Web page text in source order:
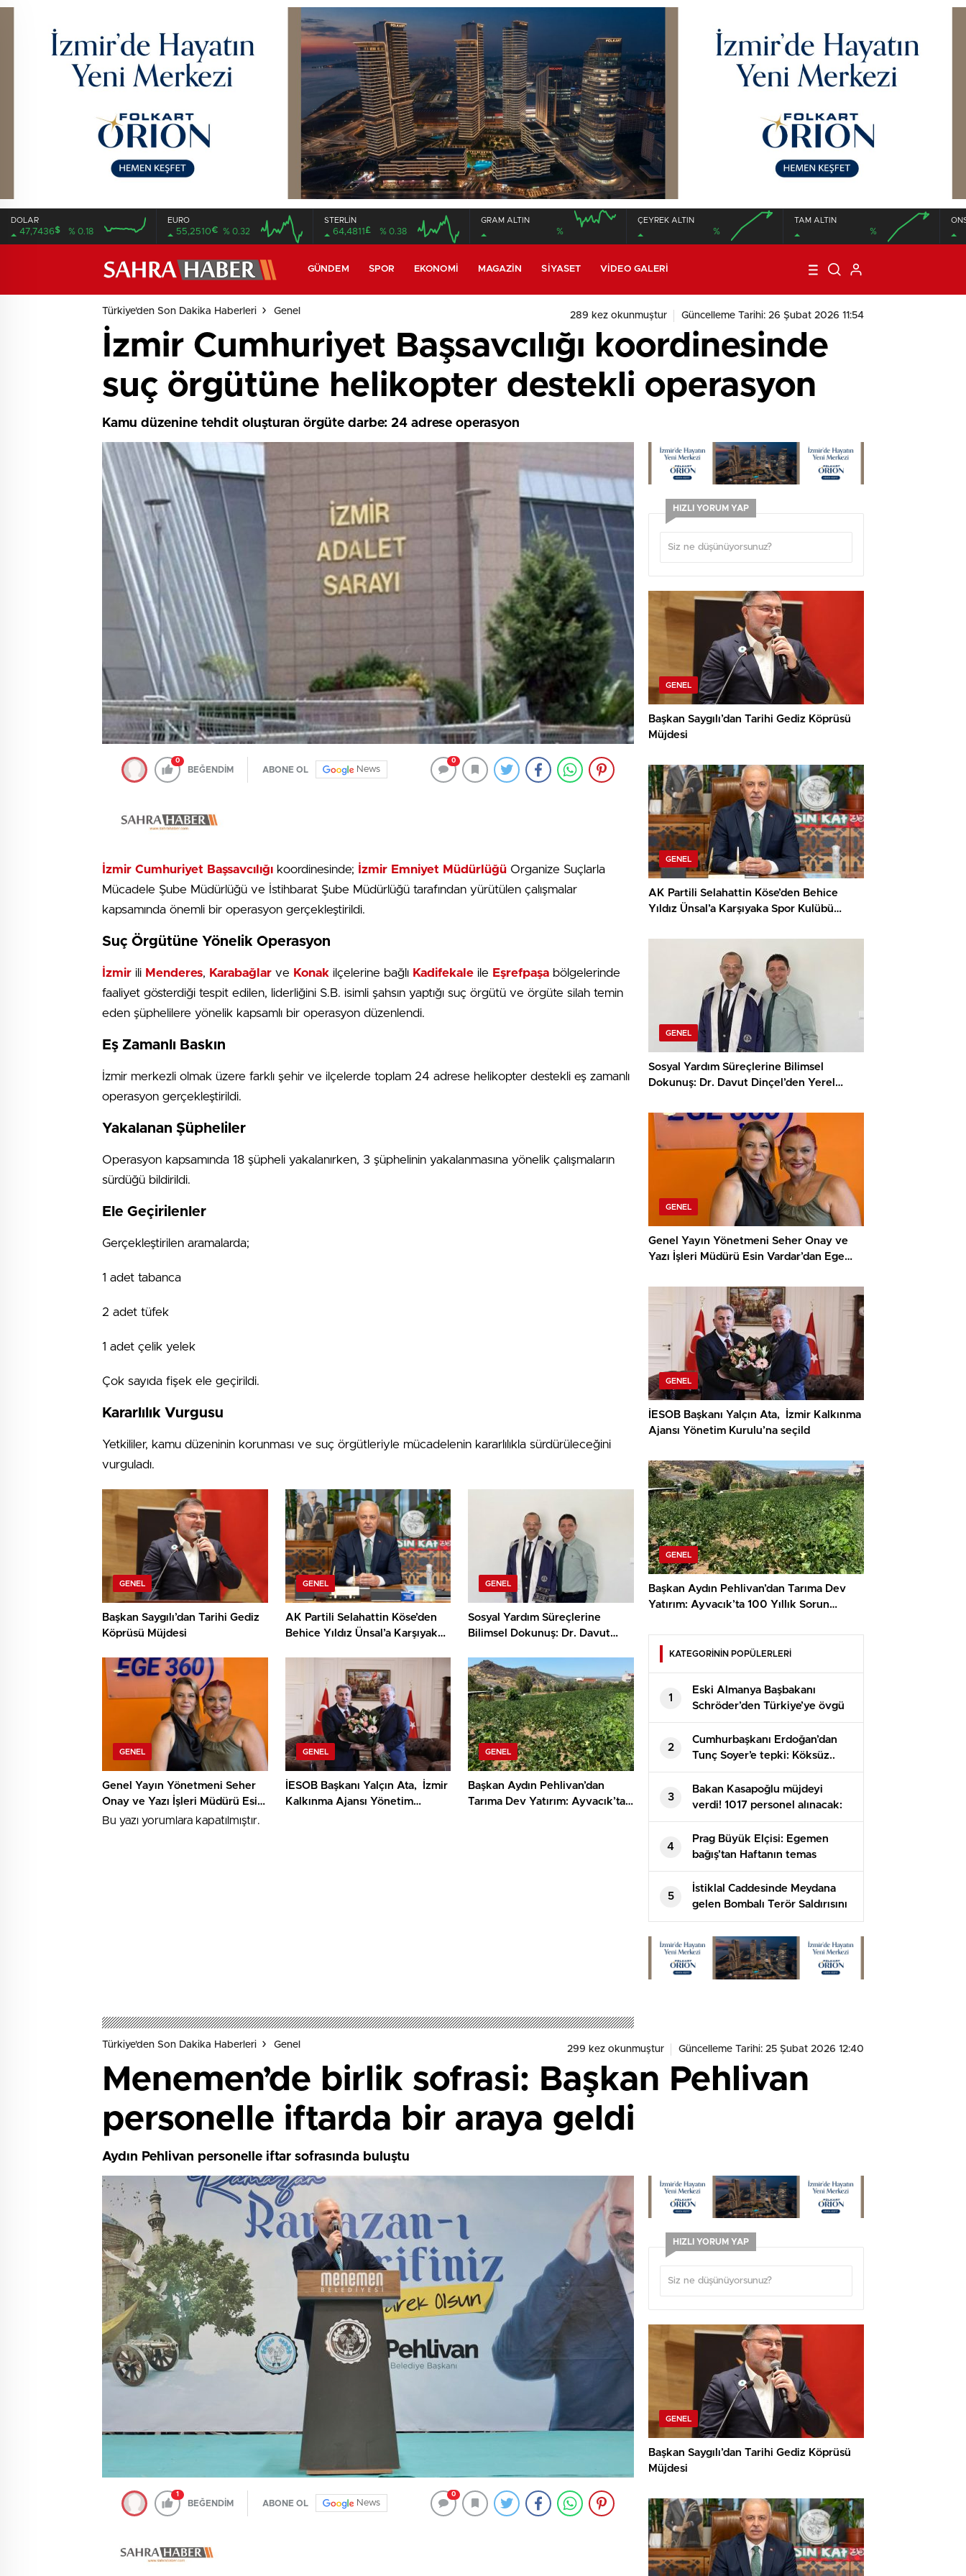
DOLAR
47,7436$ % 0.18
EURO
55,2510€ % 0.32
STERLİN
64,4811 £ % 0.38
GRAM ALTIN
%
ÇEYREK ALTIN
%
TAM ALTIN
%
GÜNDEM SPOR EKONOMI MAGAZIN SIYASET VIDEO GALERI
Türkiye'den Son Dakika Haberleri Genel 289 kez okunmuştur Güncelleme Tarihi: 26 Şubat 2026 11:54
İzmir Cumhuriyet Başsavcılığı koordinesinde
suç örgütüne helikopter destekli operasyon
Kamu düzenine tehdit oluşturan örgüte darbe: 24 adrese operasyon
0
BEĞENDİM ABONE OL News
0
İzmir Cumhuriyet Başsavcılığı koordinesinde; İzmir Emniyet Müdürlüğü Organize Suçlarla
Mücadele Şube Müdürlüğü ve İstihbarat Şube Müdürlüğü tarafından yürütülen çalışmalar
kapsamında önemli bir operasyon gerçekleştirildi.
Suç Örgütüne Yönelik Operasyon
İzmir ili Menderes, Karabağlar ve Konak ilçelerine bağlı Kadifekale ile Eşrefpaşa bölgelerinde
faaliyet gösterdiği tespit edilen, liderliğini S.B. isimli şahsın yaptığı suç örgütü ve örgüte silah temin
eden şüphelilere yönelik kapsamlı bir operasyon düzenlendi.
Eş Zamanlı Baskın
İzmir merkezli olmak üzere farklı şehir ve ilçelerde toplam 24 adrese helikopter destekli eş zamanlı
operasyon gerçekleştirildi.
Yakalanan Şüpheliler
Operasyon kapsamında 18 şüpheli yakalanırken, 3 şüphelinin yakalanmasına yönelik çalışmaların
sürdüğü bildirildi.
Ele Geçirilenler
Gerçekleştirilen aramalarda;
1 adet tabanca
2 adet tüfek
1 adet çelik yelek
Çok sayıda fişek ele geçirildi.
Kararlılık Vurgusu
Yetkililer, kamu düzeninin korunması ve suç örgütleriyle mücadelenin kararlılıkla sürdürüleceğini
vurguladı.
GENEL
Başkan Saygılı’dan Tarihi Gediz
Köprüsü Müjdesi
GENEL
AK Partili Selahattin Köse’den
Behice Yıldız Ünsal’a Karşıyaka
GENEL
Sosyal Yardım Süreçlerine
Bilimsel Dokunuş: Dr. Davut
Yol Gösterecek Önemli Çalışma
GENEL
Genel Yayın Yönetmeni Seher
Onay ve Yazı İşleri Müdürü Esin
Vardar’dan Ege Basınına Güçlü
GENEL
İESOB Başkanı Yalçın Ata, İzmir
Kalkınma Ajansı Yönetim
GENEL
Başkan Aydın Pehlivan’dan
Tarıma Dev Yatırım: Ayvacık’ta
Bu yazı yorumlara kapatılmıştır.
HIZLI YORUM YAP
GENEL
Başkan Saygılı’dan Tarihi Gediz Köprüsü
Müjdesi
GENEL
AK Partili Selahattin Köse’den Behice
Yıldız Ünsal’a Karşıyaka Spor Kulübü
GENEL
Sosyal Yardım Süreçlerine Bilimsel
Dokunuş: Dr. Davut Dinçel’den Yerel
Çalışma
GENEL
Genel Yayın Yönetmeni Seher Onay ve
Yazı İşleri Müdürü Esin Vardar’dan Ege
GENEL
İESOB Başkanı Yalçın Ata, İzmir Kalkınma
Ajansı Yönetim Kurulu’na seçild
GENEL
Başkan Aydın Pehlivan’dan Tarıma Dev
Yatırım: Ayvacık’ta 100 Yıllık Sorun
KATEGORİNİN POPÜLERLERİ
1
Eski Almanya Başbakanı
Schröder’den Türkiye’ye övgü
dolu sözler￼
2
Cumhurbaşkanı Erdoğan’dan
Tunç Soyer’e tepki: Köksüz..
3
Bakan Kasapoğlu müjdeyi
verdi! 1017 personel alınacak:
İşte başvuru tarihi
4
Prag Büyük Elçisi: Egemen
bağış’tan Haftanın temas
videosu
5
İstiklal Caddesinde Meydana
gelen Bombalı Terör Saldırısını
gerçekleştiren terörist
YAKALANDI
Türkiye'den Son Dakika Haberleri Genel 299 kez okunmuştur Güncelleme Tarihi: 25 Şubat 2026 12:40
Menemen’de birlik sofrasi: Başkan Pehlivan
personelle iftarda bir araya geldi
Aydın Pehlivan personelle iftar sofrasında buluştu
1
BEĞENDİM ABONE OL News
0
HIZLI YORUM YAP
GENEL
Başkan Saygılı’dan Tarihi Gediz Köprüsü
Müjdesi